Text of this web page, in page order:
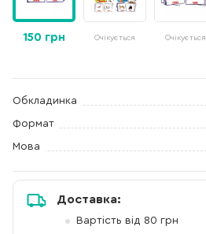
150 грн Очікується Очікується
Обкладинка
Формат
Мова
Доставка:
Вартість від 80 грн